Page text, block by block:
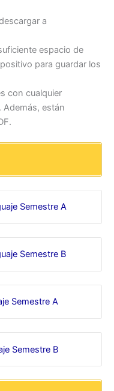
a
espacio de
para guardar los
con cualquier
están
Semestre A
Semestre B
Semestre A
Semestre B